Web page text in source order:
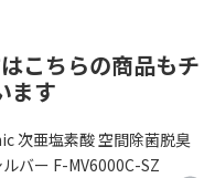
こちらの商品もチ
ます
次亜塩素酸 空間除菌脱臭
バー F-MV6000C-SZ